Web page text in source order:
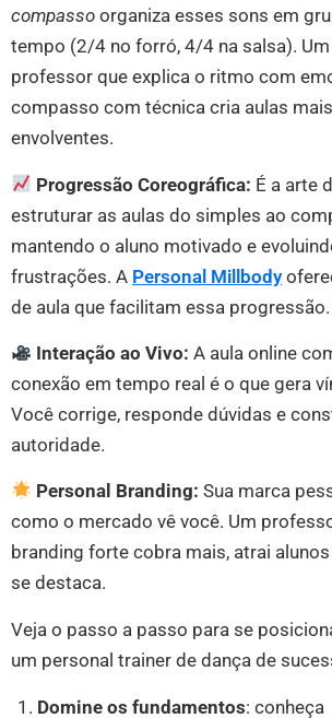
compasso organiza esses sons em
tempo (2/4 no forró, 4/4 na salsa). Um
professor que explica o ritmo com
compasso com técnica cria aulas mais
envolventes.
Progressão Coreográfica: É a arte
estruturar as aulas do simples ao
mantendo o aluno motivado e
frustrações. A Personal Millbody
de aula que facilitam essa progressão.
Interação ao Vivo: A aula online
conexão em tempo real é o que gera
Você corrige, responde dúvidas e
autoridade.
Personal Branding: Sua marca
como o mercado vê você. Um
branding forte cobra mais, atrai
se destaca.
Veja o passo a passo para se
um personal trainer de dança de
Domine os fundamentos: conheça